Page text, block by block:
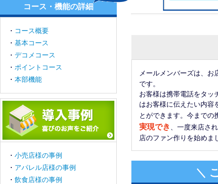
コース・機能の詳細
・ コース概要
・ 基本コース
・ デコメコース
・ ポイントコース
・ 本部機能
・ 小売店様の事例
・ アパレル店様の事例
・ 飲食店様の事例
メールメンバーズは、お
です。
お客様は携帯電話をタッ
はお客様に伝えたい内容
とができます。今までの
実現でき
、一度来店さ
店のファン作りを始めま
＼